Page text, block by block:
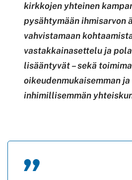
kirkkojen yhteinen
pysähtymään ihmisarvon
vahvistamaan
vastakkainasettelu ja
lisääntyvät – sekä
oikeudenmukaisemman ja
inhimillisemmän